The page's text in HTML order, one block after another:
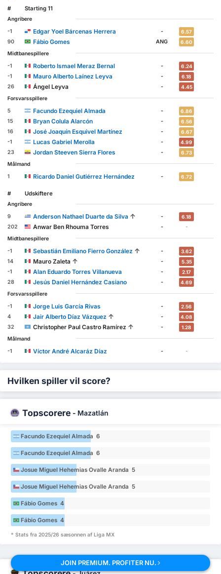
# Starting 11
Angribere
-1
Edgar Yoel Bárcenas Herrera - 6.57
90 Fábio Gomes ANG 6.60
Midtbanespillere
-1
Roberto Ismael Meraz Bernal - 6.24
-1 Mauro Alberto Laínez Leyva - 6.18
26 Ángel Leyva - 4.45
Forsvarsspillere
5
Facundo Ezequiel Almada - 6.86
15 Bryan Colula Alarcón - 6.56
16 José Joaquín Esquivel Martínez - 6.67
-1 Lucas Gabriel Merolla - 4.99
23 Jordan Steeven Sierra Flores - 6.73
Målmand
1
Ricardo Daniel Gutiérrez Hernández - 6.72
# Udskiftere
Angribere
9
Anderson Nathael Duarte da Silva ↑ - 6.18
202 Anwar Ben Rhouma Torres -
-
Midtbanespillere
-1
Sebastián Emiliano Fierro González ↑ - 3.62
14 Mauro Zaleta ↑ - 5.35
-1 Alan Eduardo Torres Villanueva - 2.17
28 Jesús Daniel Hernández Casiano - 4.69
Forsvarsspillere
-1
Jorge Luis García Rivas - 2.56
4 Jair Alberto Díaz Vázquez ↑ - 4.08
32 Christopher Paul Castro Ramírez ↑ - 1.28
Målmand
-1
Víctor André Alcaráz Díaz - -
Hvilken spiller vil score?
Topscorere - Mazatlán
Facundo Ezequiel Almada 6
Facundo Ezequiel Almada 6
Josue Miguel Hehemias Ovalle Aranda 5
Josue Miguel Hehemias Ovalle Aranda 5
Fábio Gomes 4
Fábio Gomes 4
* Stats fra 2025/26 sæsonnen af Liga MX
JOIN PREMIUM. PROFITER NU.